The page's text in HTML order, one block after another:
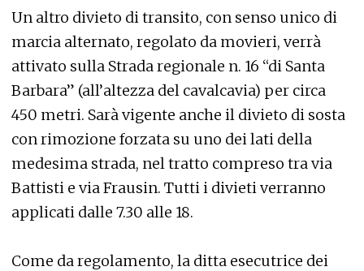
Un altro divieto di transito, con senso unico di
marcia alternato, regolato da movieri, verrà
attivato sulla Strada regionale n. 16 “di Santa
Barbara” (all’altezza del cavalcavia) per circa
450 metri. Sarà vigente anche il divieto di sosta
con rimozione forzata su uno dei lati della
medesima strada, nel tratto compreso tra via
Battisti e via Frausin. Tutti i divieti verranno
applicati dalle 7.30 alle 18.
Come da regolamento, la ditta esecutrice dei